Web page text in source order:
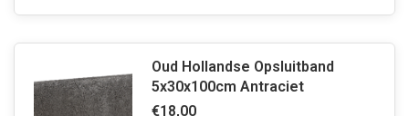
Oud Hollandse Opsluitband
5x30x100cm Antraciet
€18,00